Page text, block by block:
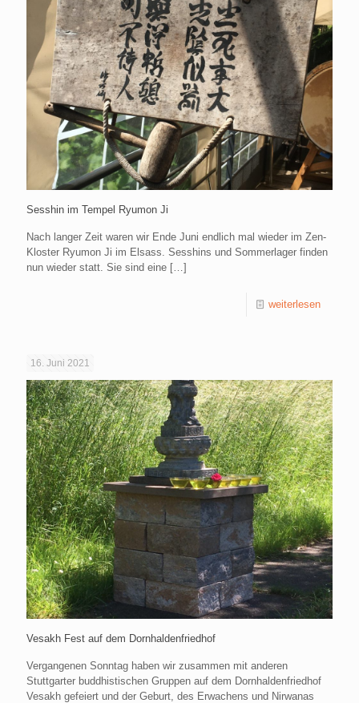
Sesshin im Tempel Ryumon Ji
Nach langer Zeit waren wir Ende Juni endlich mal wieder im Zen-
Kloster Ryumon Ji im Elsass. Sesshins und Sommerlager finden
nun wieder statt. Sie sind eine […]
weiterlesen
16. Juni 2021
Vesakh Fest auf dem Dornhaldenfriedhof
Vergangenen Sonntag haben wir zusammen mit anderen
Stuttgarter buddhistischen Gruppen auf dem Dornhaldenfriedhof
Vesakh gefeiert und der Geburt, des Erwachens und Nirwanas